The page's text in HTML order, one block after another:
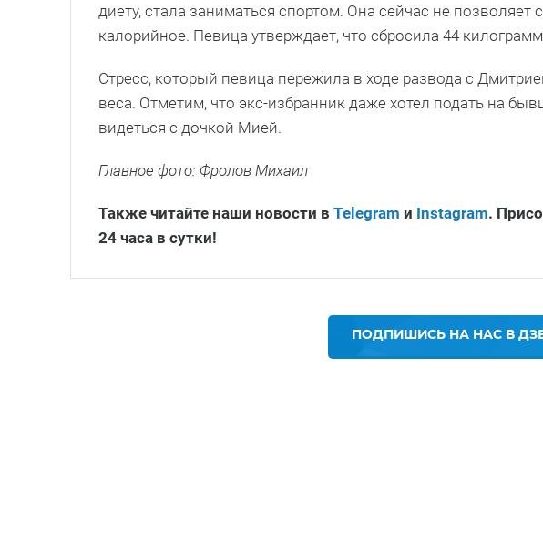
диету, стала заниматься спортом. Она сейчас не позволяет
калорийное. Певица утверждает, что сбросила 44
Стресс, который певица пережила в ходе развода с
веса. Отметим, что экс-избранник даже хотел подать на
видеться с дочкой Мией.
Главное фото: Фролов Михаил
Также читайте наши новости в Telegram и Instagram.
24 часа в сутки!
ПОДПИШИСЬ НА НАС В